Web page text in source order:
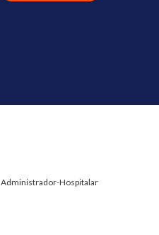
Administrador-Hospitalar